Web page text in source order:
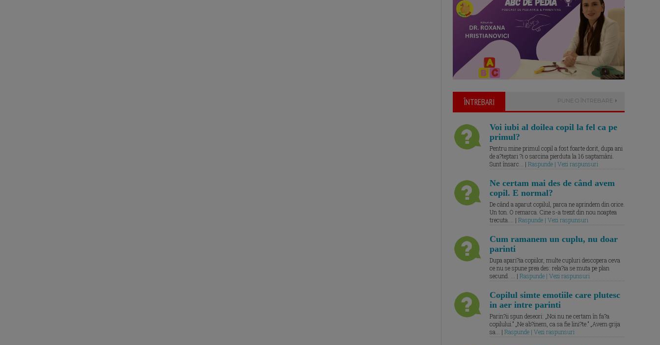
ÎNTREBARI PUNE O ÎNTREBARE
Voi iubi al doilea copil la fel ca pe
primul?
Pentru mine primul copil a fost foarte dorit, dupa ani
de a?teptari ?i o sarcina pierduta la 16 saptamâni.
Sunt însarc... | Raspunde | Vezi raspunsuri
Ne certam mai des de când avem
copil. E normal?
De când a aparut copilul, parca ne aprindem din orice.
Un ton. O remarca. Cine s-a trezit din nou noaptea
trecuta.... | Raspunde | Vezi raspunsuri
Cum ramanem un cuplu, nu doar
parinti
Dupa apari?ia copiilor, multe cupluri descopera ceva
ce nu se spune prea des: rela?ia se muta pe plan
secund. ... | Raspunde | Vezi raspunsuri
Copilul simte emotiile care plutesc
in aer intre parinti
Parin?ii spun deseori: „Noi nu ne certam în fa?a
copilului.” „Ne ab?inem, ca sa fie lini?te.” „Avem grija
sa... | Raspunde | Vezi raspunsuri